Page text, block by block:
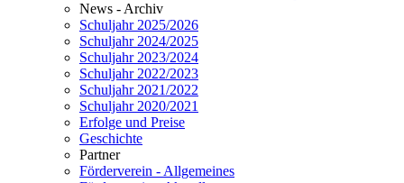
News - Archiv
Schuljahr 2025/2026
Schuljahr 2024/2025
Schuljahr 2023/2024
Schuljahr 2022/2023
Schuljahr 2021/2022
Schuljahr 2020/2021
Erfolge und Preise
Geschichte
Partner
Förderverein - Allgemeines